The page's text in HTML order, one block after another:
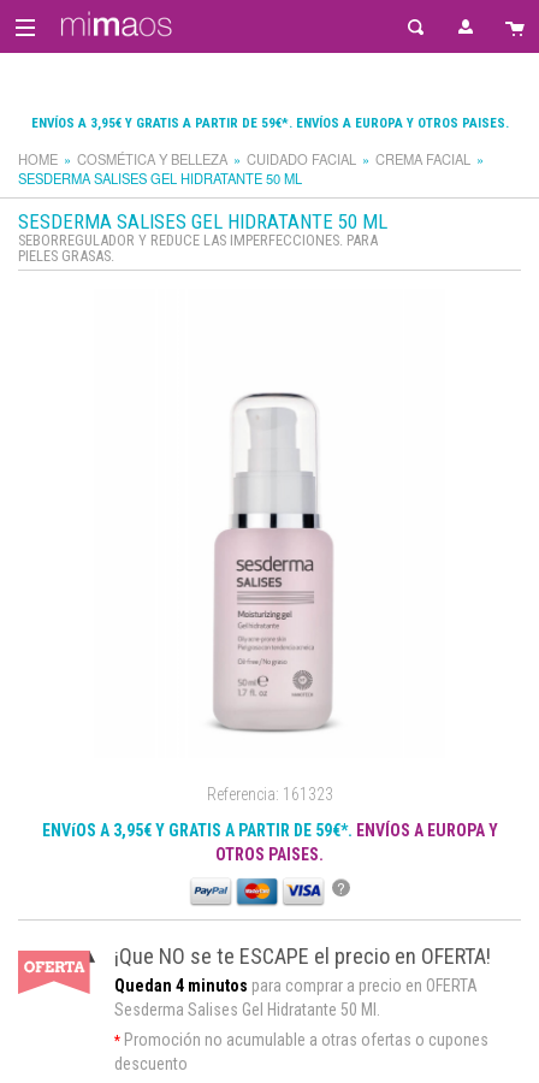
ENVÍOS A 3,95€ Y GRATIS A PARTIR DE 59€*. ENVÍOS A EUROPA Y OTROS PAISES.
HOME COSMÉTICA Y BELLEZA CUIDADO FACIAL
CREMA FACIAL
SESDERMA SALISES GEL HIDRATANTE 50 ML
SESDERMA SALISES GEL HIDRATANTE 50 ML
SEBORREGULADOR Y REDUCE LAS IMPERFECCIONES. PARA
PIELES GRASAS.
Referencia: 161323
ENVíOS A 3,95€ Y GRATIS A PARTIR DE 59€*. ENVÍOS A EUROPA Y
OTROS PAISES.
?
¡Que NO se te ESCAPE el precio en OFERTA!
Quedan 4 minutos para comprar a precio en OFERTA
Sesderma Salises Gel Hidratante 50 Ml.
* Promoción no acumulable a otras ofertas o cupones
descuento